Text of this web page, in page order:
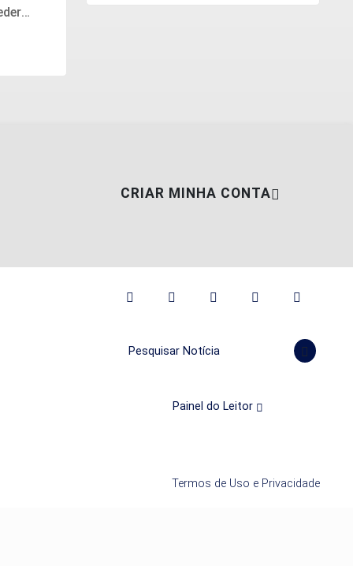
CRIAR MINHA CONTA
Pesquisar Notícia
Painel do Leitor
Termos de Uso e Privacidade